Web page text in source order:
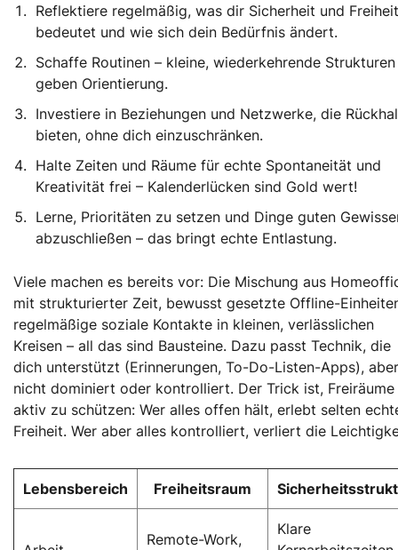
Reflektiere regelmäßig, was dir Sicherheit und Freiheit
bedeutet und wie sich dein Bedürfnis ändert.
Schaffe Routinen – kleine, wiederkehrende Strukturen
geben Orientierung.
Investiere in Beziehungen und Netzwerke, die
bieten, ohne dich einzuschränken.
Halte Zeiten und Räume für echte Spontaneität und
Kreativität frei – Kalenderlücken sind Gold wert!
Lerne, Prioritäten zu setzen und Dinge guten
abzuschließen – das bringt echte Entlastung.
Viele machen es bereits vor: Die Mischung aus
mit strukturierter Zeit, bewusst gesetzte Offline-
regelmäßige soziale Kontakte in kleinen, verlässlichen
Kreisen – all das sind Bausteine. Dazu passt Technik, die
dich unterstützt (Erinnerungen, To-Do-Listen-Apps), aber
nicht dominiert oder kontrolliert. Der Trick ist, Freiräume
aktiv zu schützen: Wer alles offen hält, erlebt selten
Freiheit. Wer aber alles kontrolliert, verliert die
Lebensbereich Freiheitsraum
Remote-Work,
Klare